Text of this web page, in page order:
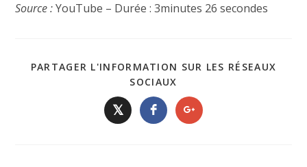
Source :YouTube – Durée : 3minutes 26 secondes
PARTAGER L'INFORMATION SUR LES RÉSEAUX
SOCIAUX
𝕏